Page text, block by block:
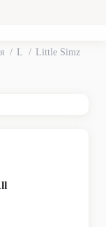
L Little Simz